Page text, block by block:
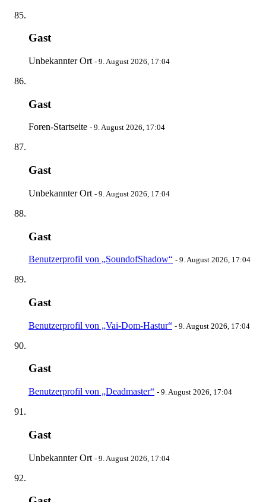
Gast
Unbekannter Ort - 9. August 2026, 17:04
Gast
Foren-Startseite - 9. August 2026, 17:04
Gast
Unbekannter Ort - 9. August 2026, 17:04
Gast
Benutzerprofil von „SoundofShadow“ - 9. August 2026, 17:04
Gast
Benutzerprofil von „Vai-Dom-Hastur“ - 9. August 2026, 17:04
Gast
Benutzerprofil von „Deadmaster“ - 9. August 2026, 17:04
Gast
Unbekannter Ort - 9. August 2026, 17:04